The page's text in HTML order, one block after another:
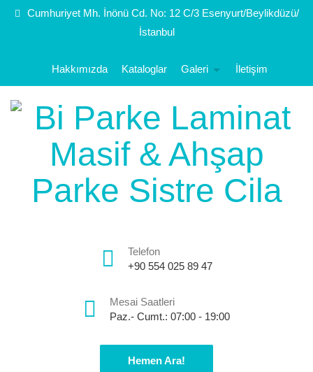
Cumhuriyet Mh. İnönü Cd. No: 12 C/3 Esenyurt/Beylikdüzü/
İstanbul
Hakkımızda Kataloglar Galeri İletişim
Telefon
+90 554 025 89 47
Mesai Saatleri
Paz.- Cumt.: 07:00 - 19:00
Hemen Ara!